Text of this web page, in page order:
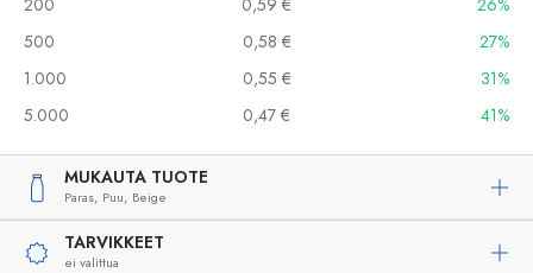
200
0,59 €
26%
500
0,58 €
27%
1.000
0,55 €
31%
5.000
0,47 € 41%
MUKAUTA TUOTE
Paras, Puu, Beige
TARVIKKEET
ei valittua